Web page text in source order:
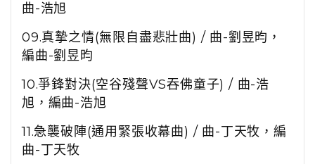
曲-浩旭
09.真摯之情(無限自盡悲壯曲) / 曲-劉昱昀，
編曲-劉昱昀
10.爭鋒對決(空谷殘聲VS吞佛童子) / 曲-浩
旭，編曲-浩旭
11.急襲破陣(通用緊張收幕曲) / 曲-丁天牧，編
曲-丁天牧